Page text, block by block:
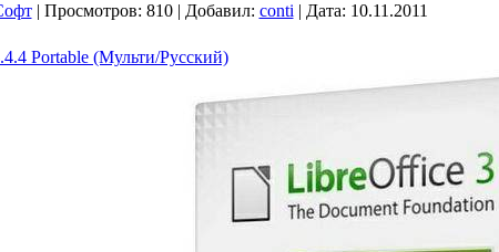
| Просмотров: 810 | Добавил: conti| Дата: 10.11.2011
Portable (Мульти/Русский)